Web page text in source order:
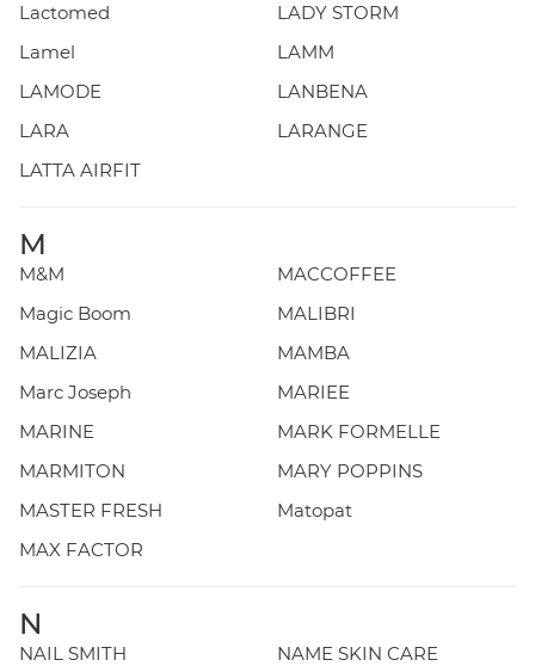
Lactomed
LADY STORM
Lamel
LAMM
LAMODE
LANBENA
LARA
LARANGE
LATTA AIRFIT
M
M&M
MACCOFFEE
Magic Boom
MALIBRI
MALIZIA
MAMBA
Marc Joseph
MARIEE
MARINE
MARK FORMELLE
MARMITON
MARY POPPINS
MASTER FRESH
Matopat
MAX FACTOR
N
NAIL SMITH
NAME SKIN CARE